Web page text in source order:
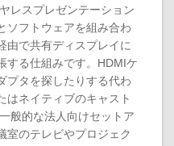
レスプレゼンテーション
ソフトウェアを組み合わ
由で共有ディスプレイに
する仕組みです。HDMIケ
プタを探したりする代わ
はネイティブのキャスト
般的な法人向けセットア
室のテレビやプロジェク